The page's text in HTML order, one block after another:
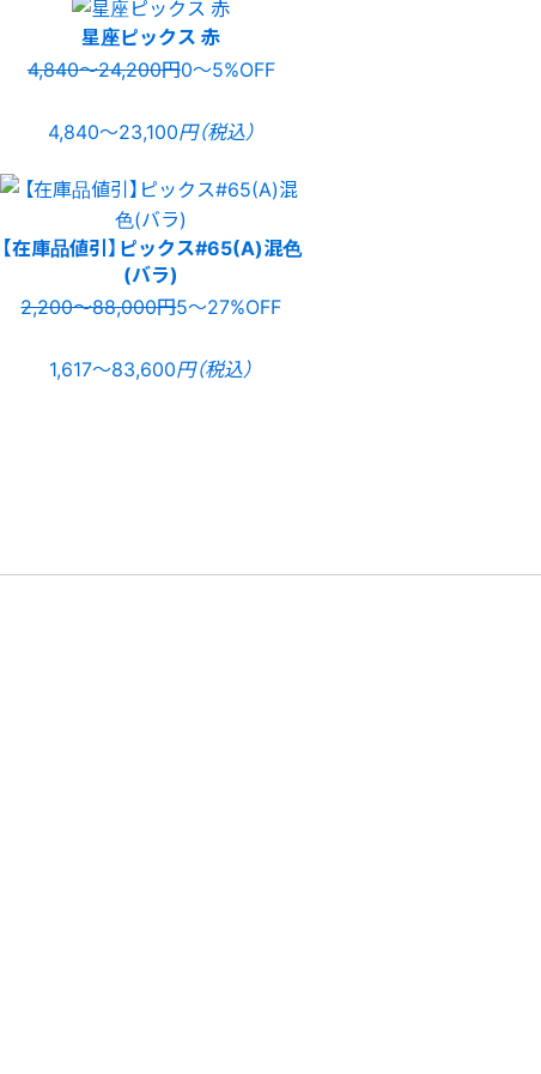
星座ピックス 赤
4,840〜24,200円0〜5%OFF
4,840〜23,100円（税込）
【在庫品値引】ピックス#65(A)混色
(バラ)
2,200〜88,000円5〜27%OFF
1,617〜83,600円（税込）